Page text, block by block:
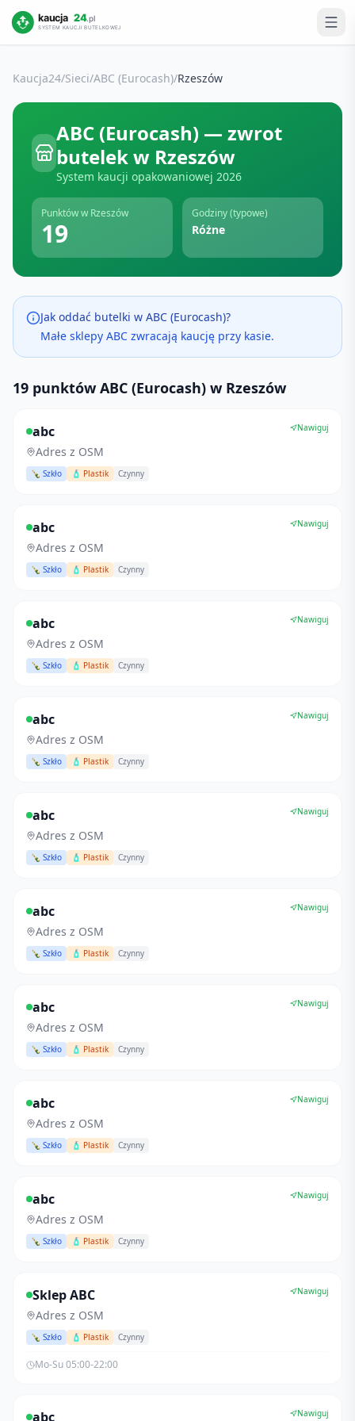
Kaucja24/Sieci/ABC (Eurocash)/Rzeszów
ABC (Eurocash) — zwrot
butelek w Rzeszów
System kaucji opakowaniowej2026
Punktów w Rzeszów
19
Godziny (typowe)
Różne
Jak oddać butelki w ABC (Eurocash)?
Małe sklepy ABC zwracają kaucję przy kasie.
19 punktów ABC (Eurocash) w Rzeszów
abc
Adres z OSM
🍾 Szkło 🧴 Plastik Czynny
Nawiguj
abc
Adres z OSM
🍾 Szkło 🧴 Plastik Czynny
Nawiguj
abc
Adres z OSM
🍾 Szkło 🧴 Plastik Czynny
Nawiguj
abc
Adres z OSM
🍾 Szkło 🧴 Plastik Czynny
Nawiguj
abc
Adres z OSM
🍾 Szkło 🧴 Plastik Czynny
Nawiguj
abc
Adres z OSM
🍾 Szkło 🧴 Plastik Czynny
Nawiguj
abc
Adres z OSM
🍾 Szkło 🧴 Plastik Czynny
Nawiguj
abc
Adres z OSM
🍾 Szkło 🧴 Plastik Czynny
Nawiguj
abc
Adres z OSM
🍾 Szkło 🧴 Plastik Czynny
Nawiguj
Sklep ABC
Adres z OSM
🍾 Szkło 🧴 Plastik Czynny
Nawiguj
Mo-Su 05:00-22:00
abc Nawiguj